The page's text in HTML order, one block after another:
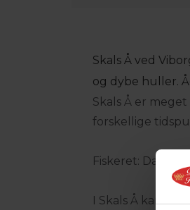
Skals Å ved
og dybe huller.
Skals Å er
forskellige
Fiskeret: Dags-
I Skals Å kan du